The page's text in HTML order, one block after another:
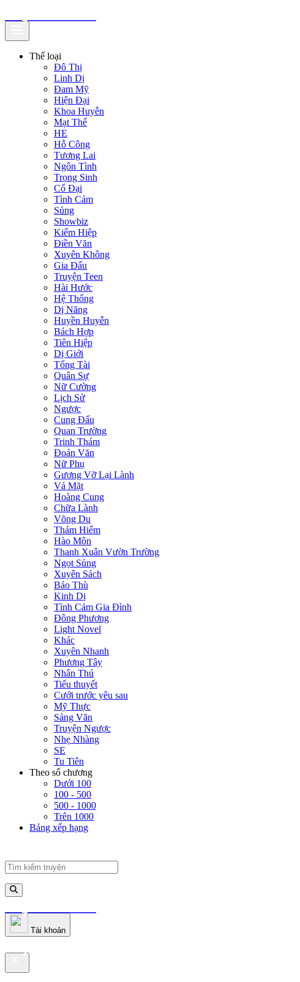
Thể loại
Đô Thị
Linh Dị
Đam Mỹ
Hiện Đại
Khoa Huyễn
Mạt Thế
HE
Hỗ Công
Tương Lai
Ngôn Tình
Trọng Sinh
Cổ Đại
Tình Cảm
Sủng
Showbiz
Kiếm Hiệp
Điền Văn
Xuyên Không
Gia Đấu
Truyện Teen
Hài Hước
Hệ Thống
Dị Năng
Huyền Huyễn
Bách Hợp
Tiên Hiệp
Dị Giới
Tổng Tài
Quân Sự
Nữ Cường
Lịch Sử
Ngược
Cung Đấu
Quan Trường
Trinh Thám
Đoản Văn
Nữ Phụ
Gương Vỡ Lại Lành
Vả Mặt
Hoàng Cung
Chữa Lành
Võng Du
Thám Hiểm
Hào Môn
Thanh Xuân Vườn Trường
Ngọt Sủng
Xuyên Sách
Báo Thù
Kinh Dị
Tình Cảm Gia Đình
Đông Phương
Light Novel
Khác
Xuyên Nhanh
Phương Tây
Nhân Thú
Tiểu thuyết
Cưới trước yêu sau
Mỹ Thực
Sảng Văn
Truyện Ngược
Nhẹ Nhàng
SE
Tu Tiên
Theo số chương
Dưới 100
100 - 500
500 - 1000
Trên 1000
Bảng xếp hạng
truyenfullz.com
Tài khoản
truyenfullz.com